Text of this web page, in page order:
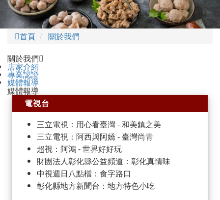
首頁
關於我們
關於我們
店家介紹
專業認證
媒體報導
媒體報導
電視台
三立電視：用心看臺灣 - 和美鎮之美
三立電視：阿西與阿嬌 - 臺灣尚青
超視：阿鴻 - 世界好好玩
財團法人彰化縣公益頻道：彰化真情味
中視週日八點檔：食字路口
彰化縣地方新聞台：地方特色小吃